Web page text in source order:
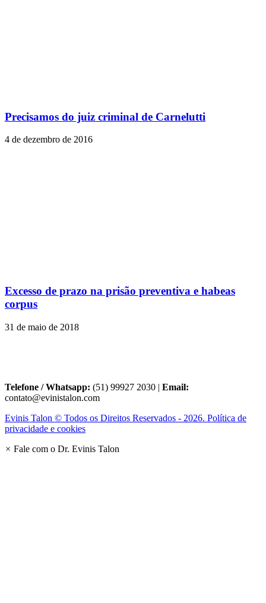
Precisamos do juiz criminal de Carnelutti
4 de dezembro de 2016
Excesso de prazo na prisão preventiva e habeas
corpus
31 de maio de 2018
Telefone / Whatsapp: (51) 99927 2030 | Email:
contato@evinistalon.com
Evinis Talon © Todos os Direitos Reservados - 2026. Política de
privacidade e cookies
× Fale com o Dr. Evinis Talon